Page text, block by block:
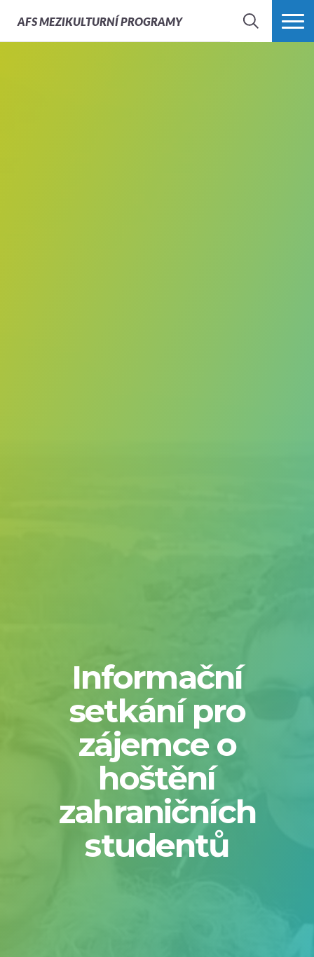
AFSMEZIKULTURNÍ PROGRAMY
HLEDAT VÍCE
Informační
setkání pro
zájemce o
hoštění
zahraničních
studentů